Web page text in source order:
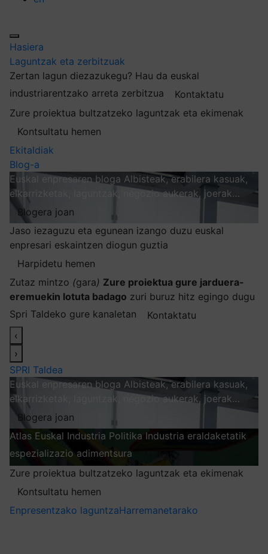
Hasiera
Laguntzak eta zerbitzuak
Zertan lagun diezazukegu? Hau da euskal
industriarentzako arreta zerbitzua
Kontaktatu
Zure proiektua bultzatzeko laguntzak eta ekimenak
Kontsultatu hemen
Ekitaldiak
Blog-a
Euskal enpresaren bloga Albisteak, erabilera kasuak,
elkarrizketak, laguntzak, negozio aukerak, joerak…
Blogera joan
Jaso iezaguzu eta egunean izango duzu euskal
enpresari eskaintzen diogun guztia
Harpidetu hemen
Zutaz mintzo (gara) Zure proiektua gure jarduera-
eremuekin lotuta badago zuri buruz hitz egingo dugu
Spri Taldeko gure kanaletan
Kontaktatu
‹
›
SPRI Taldea
Euskal enpresaren bloga Albisteak, erabilera kasuak,
elkarrizketak, laguntzak, negozio aukerak, joerak…
Blogera joan
Atlas Euskal Industria Politika Industria eraldaketatik
espezializazio adimentsura
Zure proiektua bultzatzeko laguntzak eta ekimenak
Kontsultatu hemen
Enpresentzako laguntzaHarremanetarako